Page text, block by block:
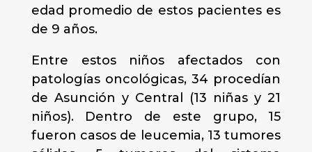
edad promedio de estos pacientes es
de 9 años.
Entre estos niños afectados con
patologías oncológicas, 34 procedían
de Asunción y Central (13 niñas y 21
niños). Dentro de este grupo, 15
fueron casos de leucemia, 13 tumores